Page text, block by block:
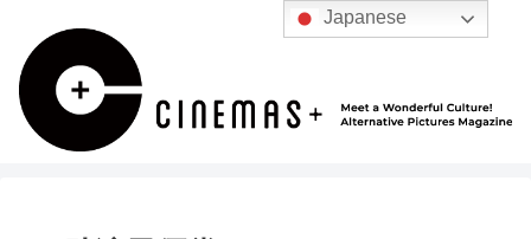
Japanese